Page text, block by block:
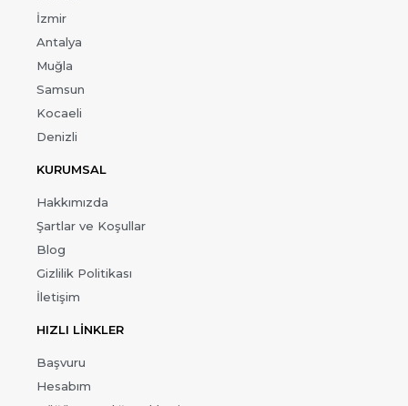
İzmir
Antalya
Muğla
Samsun
Kocaeli
Denizli
KURUMSAL
Hakkımızda
Şartlar ve Koşullar
Blog
Gizlilik Politikası
İletişim
HIZLI LİNKLER
Başvuru
Hesabım